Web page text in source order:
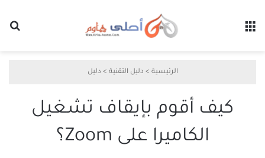
الرئيسية > دليل التقنية > دليل
كيف أقوم بإيقاف تشغيل
الكاميرا على Zoom؟